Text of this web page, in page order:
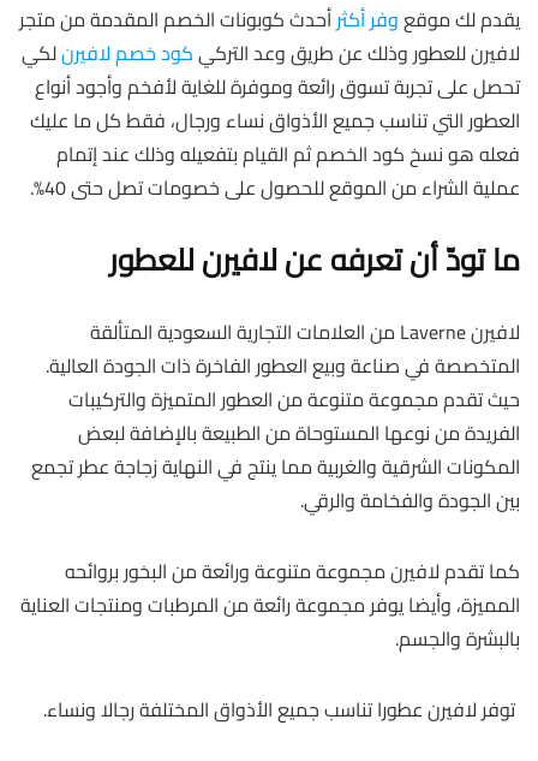
يقدم لك موقعوفر أكثرأحدث كوبونات الخصم المقدمة من متجر
لافيرن للعطور وذلك عن طريق وعد التركيكود خصم لافيرنلكي
تحصل على تجربة تسوق رائعة وموفرة للغاية لأفخم وأجود أنواع
العطور التي تناسب جميع الأذواق نساء ورجال، فقط كل ما عليك
فعله هو نسخ كود الخصم ثم القيام بتفعيله وذلك عند إتمام
عملية الشراء من الموقع للحصول على خصومات تصل حتى 40%.
ما تودّ أن تعرفه عن لافيرن للعطور
لافيرن Laverne من العلامات التجارية السعودية المتألقة
المتخصصة في صناعة وبيع العطور الفاخرة ذات الجودة العالية.
حيث تقدم مجموعة متنوعة من العطور المتميزة والتركيبات
الفريدة من نوعها المستوحاة من الطبيعة بالإضافة لبعض
المكونات الشرقية والغربية مما ينتج في النهاية زجاجة عطر تجمع
بين الجودة والفخامة والرقي.
كما تقدم لافيرن مجموعة متنوعة ورائعة من البخور بروائحه
المميزة، وأيضا يوفر مجموعة رائعة من المرطبات ومنتجات العناية
بالبشرة والجسم.
توفر لافيرن عطورا تناسب جميع الأذواق المختلفة رجالا ونساء.